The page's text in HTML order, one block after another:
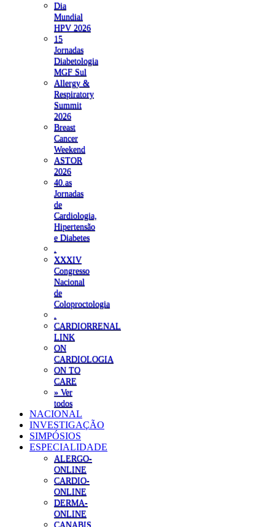
Dia
Mundial
HPV 2026
15
Jornadas
Diabetologia
MGF Sul
Allergy &
Respiratory
Summit
2026
Breast
Cancer
Weekend
ASTOR
2026
40.as
Jornadas
de
Cardiologia,
Hipertensão
e Diabetes
XXXIV
Congresso
Nacional
de
Coloproctologia
CARDIORRENAL
LINK
ON
CARDIOLOGIA
ON TO
CARE
» Ver
todos
NACIONAL
INVESTIGAÇÃO
SIMPÓSIOS
ESPECIALIDADE
ALERGO-
ONLINE
CARDIO-
ONLINE
DERMA-
ONLINE
CANABIS